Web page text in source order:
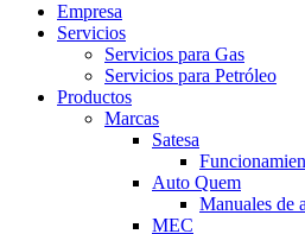
Empresa
Servicios
Servicios para Gas
Servicios para Petróleo
Productos
Marcas
Satesa
Auto Quem
Manuales de
MEC